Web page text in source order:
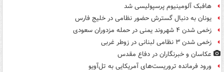
هافبک آلومینیوم پرسپولیسی شد
یونان به دنبال گسترش حضور نظامی در خلیج فارس
زخمی شدن ۴ شهروند یمنی در حمله مزدوران سعودی
زخمی شدن ۳ نظامی لبنانی در زوطر غربی
عکاسان و خبرنگاران در دفاع مقدس
ورود فرمانده تروریست‌های آمریکایی به تل‌آویو